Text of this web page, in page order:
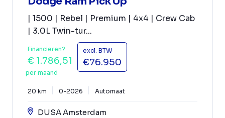
| 1500 | Rebel | Premium | 4x4 | Crew Cab
| 3.0L Twin-tur...
Financieren?
€ 1.786,51
per maand
excl. BTW
€76.950
20 km 0-2026 Automaat
DUSA Amsterdam